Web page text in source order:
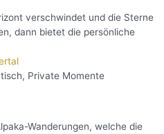
verschwindet und die Sterne
dann bietet die persönliche
, Private Momente
Wanderungen, welche die